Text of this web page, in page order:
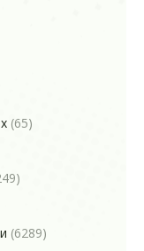
(65)
(6289)